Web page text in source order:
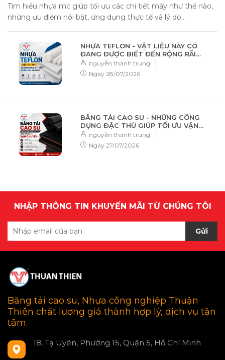
Tìm hiểu nhựa mc giúp tối ưu các chi tiết máy như thế nào,
những ưu điểm nổi bật, ứng dụng thực tế và lý do...
NHỰA TEFLON - VẬT LIỆU NÀY CÓ
ĐANG ĐƯỢC BIẾT ĐẾN RỘNG RÃI
KHÔNG?
nguyễn thành trung |
Ngày 28/07/2026
BĂNG TẢI CAO SU - NHỮNG CÔNG
DỤNG ĐẶC THÙ GIÚP TỐI ƯU VẬN
CHUYỂN
nguyễn thành trung |
Ngày 27/07/2026
NHẬP THÔNG TIN KHUYẾN MÃI TỪ CHÚNG TÔI
Gửi
Băng tải cao su, Nhựa công nghiệp Thuận
Thiên chất lượng giá thành hợp lý, dịch vụ tận
tâm.
18, Tạ Uyên, Phường 15, Quận 5, Hồ Chí Minh